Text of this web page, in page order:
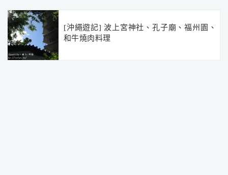
[沖繩遊記] 波上宮神社、孔子廟、福州園、
和牛燒肉料理